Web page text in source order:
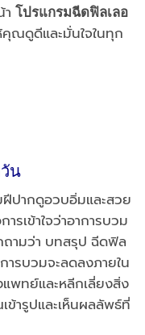
า โปรแกรมฉีดฟิลเลอ
ณดูดีและมั่นใจในทุก
น
ฝีปากดูอวบอิ่มและสวย
เข้าใจว่าอาการบวม
ถามว่า บทสรุป ฉีดฟิล
ารบวมจะลดลงภายใน
พทย์และหลีกเลี่ยงสิ่ง
ารูปและเห็นผลลัพธ์ที่